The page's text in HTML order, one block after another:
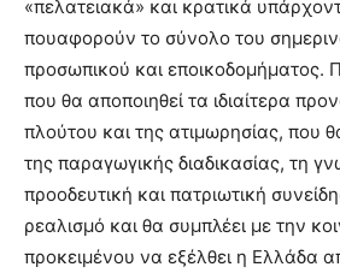
«πελατειακά» και κρατικά
πουαφορούν το σύνολο του
προσωπικού και εποικοδομήματος.
που θα αποποιηθεί τα ιδιαίτερα
πλούτου και της ατιμωρησίας, που
της παραγωγικής διαδικασίας, τη
προοδευτική και πατριωτική
ρεαλισμό και θα συμπλέει με την
προκειμένου να εξέλθει η Ελλάδα